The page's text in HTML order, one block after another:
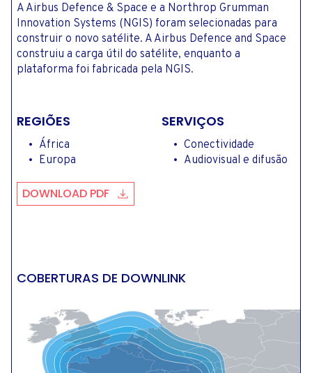
A Airbus Defence & Space e a Northrop Grumman
Innovation Systems (NGIS) foram selecionadas para
construir o novo satélite. A Airbus Defence and Space
construiu a carga útil do satélite, enquanto a
plataforma foi fabricada pela NGIS.
REGIÕES
África
Europa
DOWNLOAD PDF
SERVIÇOS
Conectividade
Audiovisual e difusão
COBERTURAS DE DOWNLINK